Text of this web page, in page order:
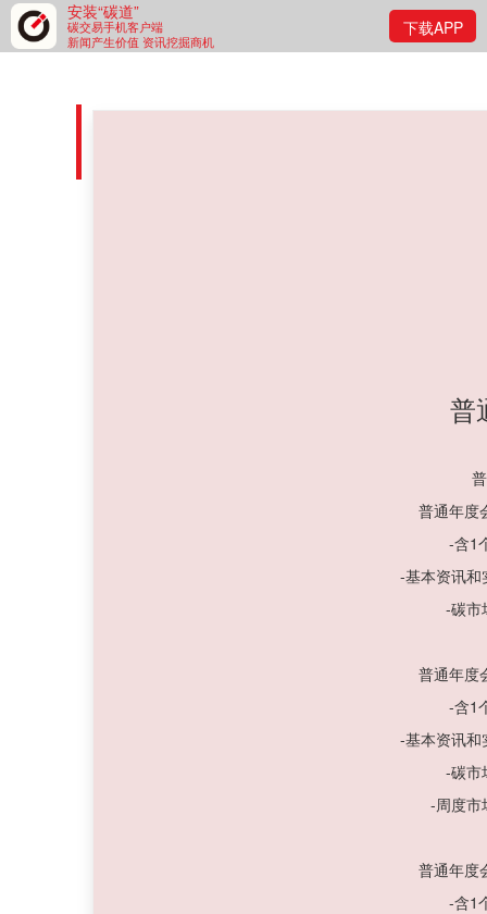
安装“碳道”
碳交易手机客户端
新闻产生价值 资讯挖掘商机
下载APP
普
普通年度
-含1
-基本资讯和
-碳市
普通年度
-含1
-基本资讯和
-碳市
-周度市
普通年度
-含1